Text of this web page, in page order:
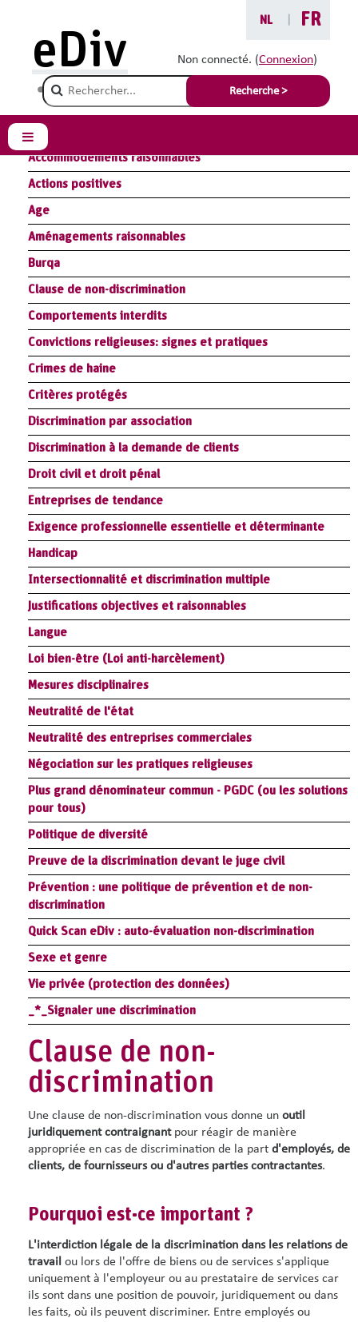
NL
FR
Non connecté. (Connexion)
Champ de recherche
Recherche >
eDiv
Panneau latéral
Glossaire
Résumé Module Loi : législation antidiscrimination
Résumé Module Handicap : aménagements raisonnables
Accommodements raisonnables
Actions positives
Age
Aménagements raisonnables
Burqa
Clause de non-discrimination
Comportements interdits
Convictions religieuses: signes et pratiques
Crimes de haine
Critères protégés
Discrimination par association
Discrimination à la demande de clients
Droit civil et droit pénal
Entreprises de tendance
Exigence professionnelle essentielle et déterminante
Handicap
Intersectionnalité et discrimination multiple
Justifications objectives et raisonnables
Langue
Loi bien-être (Loi anti-harcèlement)
Mesures disciplinaires
Neutralité de l'état
Neutralité des entreprises commerciales
Négociation sur les pratiques religieuses
Plus grand dénominateur commun - PGDC (ou les solutions
pour tous)
Politique de diversité
Preuve de la discrimination devant le juge civil
Prévention : une politique de prévention et de non-
discrimination
Quick Scan eDiv : auto-évaluation non-discrimination
Sexe et genre
Vie privée (protection des données)
_*_Signaler une discrimination
Clause de non-
discrimination
Une clause de non-discrimination vous donne un outil
juridiquement contraignantpour réagir de manière
appropriée en cas de discrimination de la part d'employés, de
clients, de fournisseurs ou d'autres parties contractantes.
Pourquoi est-ce important ?
L'interdiction légale de la discrimination dans les relations de
travail ou lors de l'offre de biens ou de services s'applique
uniquement à l'employeur ou au prestataire de services car
ils sont dans une position de pouvoir, juridiquement ou dans
les faits, où ils peuvent discriminer. Entre employés ou